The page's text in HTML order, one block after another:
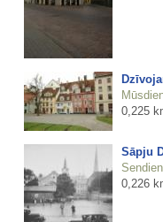
0,225
Sāpju
0,226